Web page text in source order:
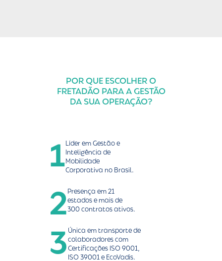
POR QUE ESCOLHER O
FRETADÃO PARA A GESTÃO
DA SUA OPERAÇÃO?
1Líder em Gestão e
Inteligência de
Mobilidade
Corporativa no Brasil.
2 Presença em 21
estados e mais de
300 contratos ativos.
3 Única em transporte de
colaboradores com
Certificações ISO 9001,
ISO 39001 e EcoVadis.